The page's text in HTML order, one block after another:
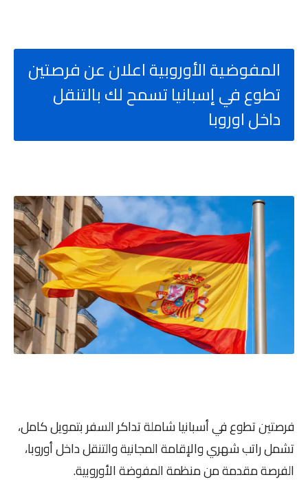
المفوضية الأوروبية اعلان عن فرصتين
تطوع في إسبانيا تسمح لك بالتنقل
داخل اوروبا
فرصتين تطوع في أسبانيا شاملة تداكر السفر بتمويل كامل،
تشمل راتب شهري والإقامة المجانية والتنقل داخل أوروبا،
الفرصة مقدمة من منظمة المفوضة الأوروبية.